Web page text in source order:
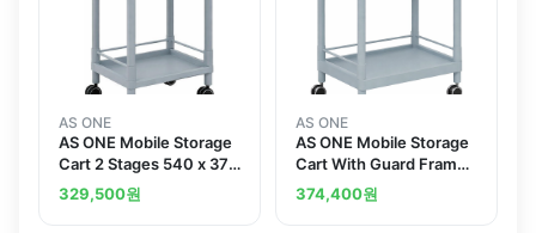
AS ONE
AS ONE Mobile Storage
Cart 2 Stages 540 x 370
x 841 With Guard Frame
MSO11E
329,500원
AS ONE
AS ONE Mobile Storage
Cart With Guard Frame
2 Stages 651 x 447 x
830 MSO21E
374,400원